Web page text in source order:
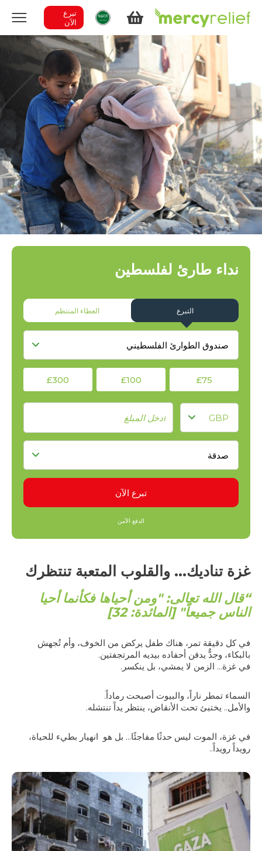
تبرع
الآن
نداء طارئ لفلسطين
غزة تناديك... والقلوب المتعبة تنتظرك
“قال الله تعالى: "ومن أحياها فكأنما أحيا
الناس جميعاً" [المائدة: 32]
في كل دقيقة تمر، هناك طفل يركض من الخوف، وأم تُجهش
بالبكاء، وجدٌّ يدفن أحفاده بيديه المرتجفتين.
في غزة... الزمن لا يمشي، بل ينكسر.
السماء تمطر ناراً، والبيوت أصبحت رماداً.
والأمل.. يختبئ تحت الأنقاض، ينتظر يداً تنتشله.
في غزة، الموت ليس حدثًا مفاجئًا... بل هو انهيار بطيء للحياة،
رويداً رويداً..